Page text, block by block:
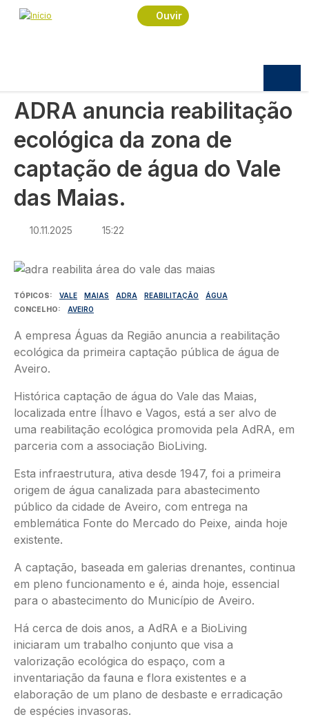
Passar para o conteúdo principal
Ouvir
Navegação estrutural
Início
Sociedade
ADRA anuncia reabilitação ecológica da zona de
ADRA anuncia reabilitação
ecológica da zona de
captação de água do Vale
das Maias.
10.11.2025 15:22
Imagem
TÓPICOS VALE MAIAS ADRA REABILITAÇÃO
ÁGUA
CONCELHO
AVEIRO
A empresa Águas da Região anuncia a reabilitação
ecológica da primeira captação pública de água de
Aveiro.
Histórica captação de água do Vale das Maias,
localizada entre Ílhavo e Vagos, está a ser alvo de
uma reabilitação ecológica promovida pela AdRA, em
parceria com a associação BioLiving.
Esta infraestrutura, ativa desde 1947, foi a primeira
origem de água canalizada para abastecimento
público da cidade de Aveiro, com entrega na
emblemática Fonte do Mercado do Peixe, ainda hoje
existente.
A captação, baseada em galerias drenantes, continua
em pleno funcionamento e é, ainda hoje, essencial
para o abastecimento do Município de Aveiro.
Há cerca de dois anos, a AdRA e a BioLiving
iniciaram um trabalho conjunto que visa a
valorização ecológica do espaço, com a
inventariação da fauna e flora existentes e a
elaboração de um plano de desbaste e erradicação
de espécies invasoras.